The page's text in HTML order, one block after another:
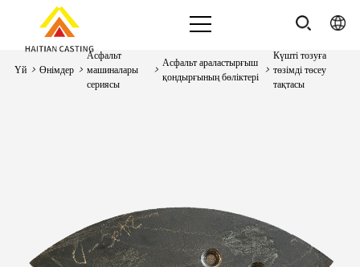
Үй > Өнімдер >
Асфальт
машиналары
сериясы
>
Асфальт араластырғыш
қондырғының бөліктері
>
Күшті тозуға
төзімді төсеу
тақтасы